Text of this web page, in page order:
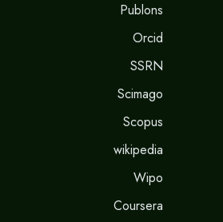
Publons
Orcid
SSRN
Scimago
Scopus
wikipedia
Wipo
Coursera